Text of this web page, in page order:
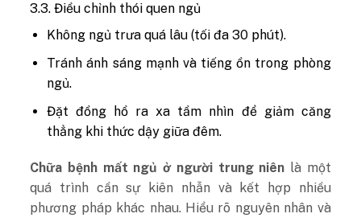
3.3. Điều chỉnh thói quen ngủ
Không ngủ trưa quá lâu (tối đa 30 phút).
Tránh ánh sáng mạnh và tiếng ồn trong phòng
ngủ.
Đặt đồng hồ ra xa tầm nhìn để giảm căng
thẳng khi thức dậy giữa đêm.
Chữa bệnh mất ngủ ở người trung niên là một
quá trình cần sự kiên nhẫn và kết hợp nhiều
phương pháp khác nhau. Hiểu rõ nguyên nhân và